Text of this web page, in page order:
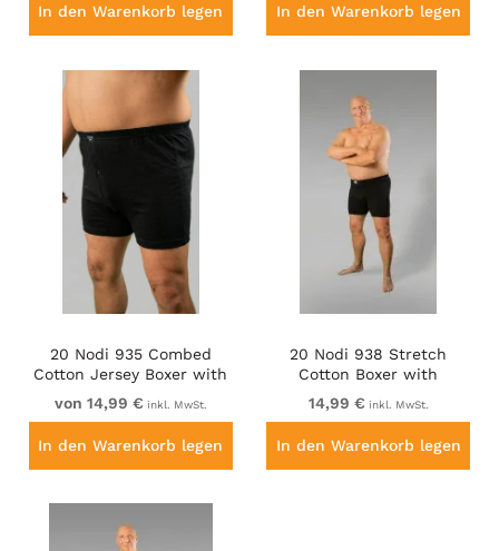
In den Warenkorb legen In den Warenkorb legen
20 Nodi 935 Combed
Cotton Jersey Boxer with
Front Button Fly Black
von 14,99 € inkl. MwSt.
In den Warenkorb legen
20 Nodi 938 Stretch
Cotton Boxer with
Embroidered Long Leg
Black
14,99 € inkl. MwSt.
In den Warenkorb legen